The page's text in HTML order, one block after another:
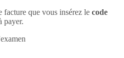
facture que vous insérez le code
payer.